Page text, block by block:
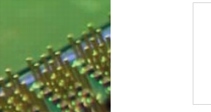
イベントカレンダー